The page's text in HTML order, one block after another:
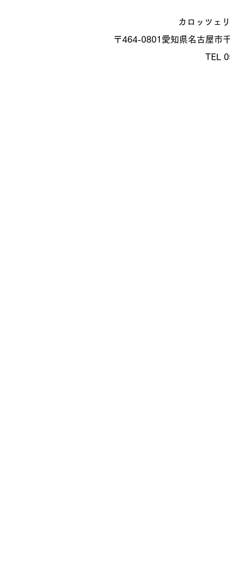
カロッツェ
〒464-0801 愛知県名古屋市
TEL